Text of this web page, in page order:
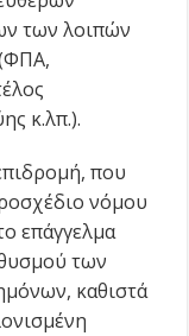
των λοιπών
κ.λπ.).
που
νόμου
επάγγελμα
των
καθιστά